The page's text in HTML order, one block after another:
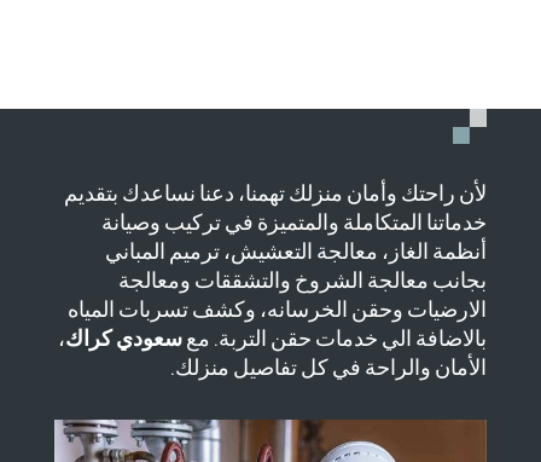
لأن راحتك وأمان منزلك تهمنا، دعنا نساعدك بتقديم
خدماتنا المتكاملة والمتميزة في تركيب وصيانة
أنظمة الغاز، معالجة التعشيش، ترميم المباني
بجانب معالجة الشروخ والتشققات ومعالجة
الارضيات وحقن الخرسانه، وكشف تسربات المياه
بالاضافة الي خدمات حقن التربة. مع سعودي كراك،
الأمان والراحة في كل تفاصيل منزلك.